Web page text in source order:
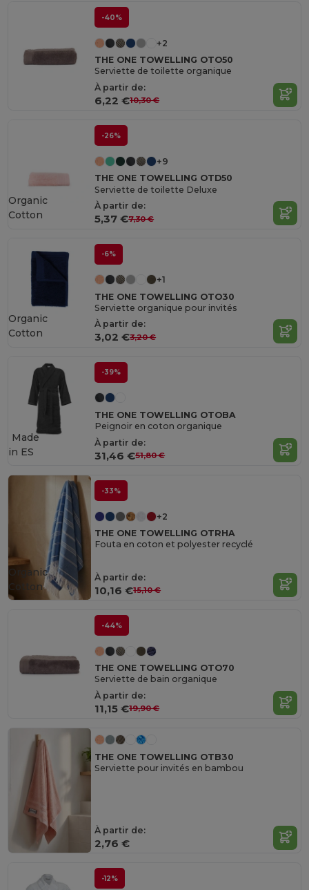
-40%
+2
THE ONE TOWELLING OTO50
Serviette de toilette organique
À partir de:
6,22 €10,30 €
-26%
+9
THE ONE TOWELLING OTD50
Serviette de toilette Deluxe
À partir de:
5,37 €7,30 €
Organic
Cotton
-6%
+1
THE ONE TOWELLING OTO30
Serviette organique pour invités
À partir de:
3,02 €3,20 €
Organic
Cotton
-39%
THE ONE TOWELLING OTOBA
Peignoir en coton organique
À partir de:
31,46 €51,80 €
Made
in ES
-33%
+2
THE ONE TOWELLING OTRHA
Fouta en coton et polyester recyclé
À partir de:
10,16 €15,10 €
Organic
Cotton
-44%
THE ONE TOWELLING OTO70
Serviette de bain organique
À partir de:
11,15 €19,90 €
THE ONE TOWELLING OTB30
Serviette pour invités en bambou
À partir de:
2,76 €
-12%